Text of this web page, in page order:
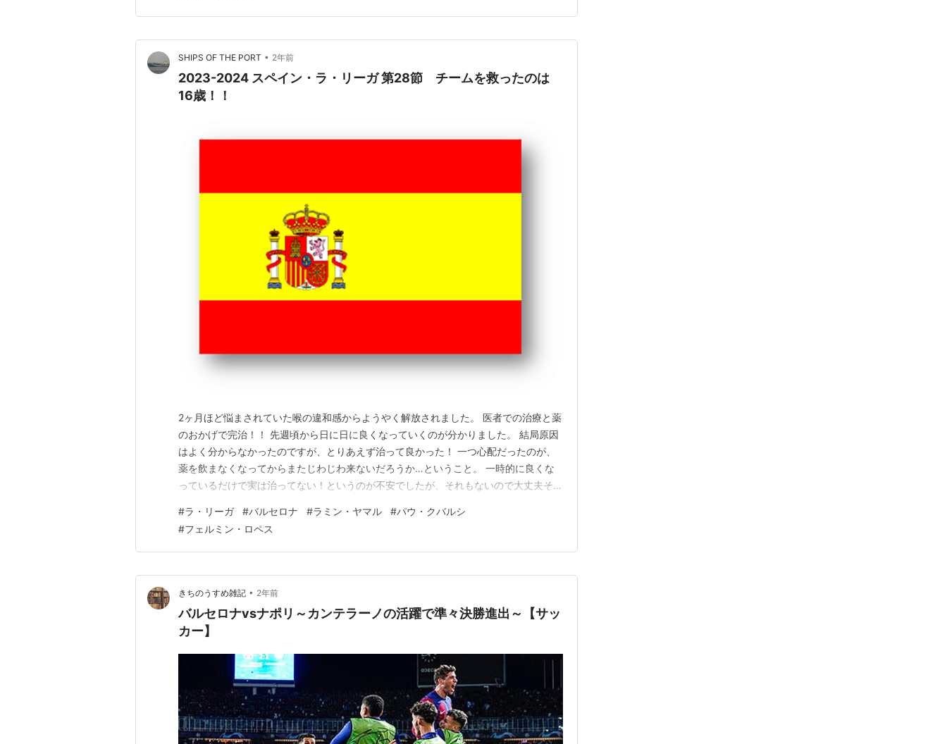
SHIPS OF THE PORT • 2年前
2023-2024 スペイン・ラ・リーガ 第28節 チームを救ったのは
16歳！！
2ヶ月ほど悩まされていた喉の違和感からようやく解放されました。 医者での治療と薬
のおかげで完治！！ 先週頃から日に日に良くなっていくのが分かりました。 結局原因
はよく分からなかったのですが、とりあえず治って良かった！ 一つ心配だったのが、
薬を飲まなくなってからまたじわじわ来ないだろうか…ということ。 一時的に良くな
っているだけで実は治ってない！というのが不安でしたが、それもないので大丈夫そう
2024 スペイン・ラ・リーガ 第28節 結果 バルセロナの中心選手は10代？ 将来のバル
セロナ、スペイン代表を担う選手た…
#ラ・リーガ #バルセロナ #ラミン・ヤマル #パウ・クバルシ
#フェルミン・ロペス
きちのうすめ雑記 • 2年前
バルセロナvsナポリ～カンテラーノの活躍で準々決勝進出～【サッ
カー】